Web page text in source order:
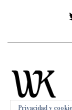
Privacidad y